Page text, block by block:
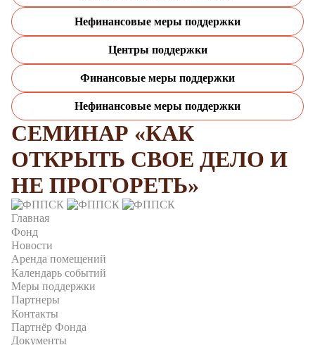
Нефинансовые меры поддержки
Центры поддержки
Финансовые меры поддержки
Нефинансовые меры поддержки
СЕМИНАР «КАК
ОТКРЫТЬ СВОЕ ДЕЛО И
НЕ ПРОГОРЕТЬ»
Главная
Фонд
Новости
Аренда помещений
Календарь событий
Меры поддержки
Партнеры
Контакты
Партнёр Фонда
Документы